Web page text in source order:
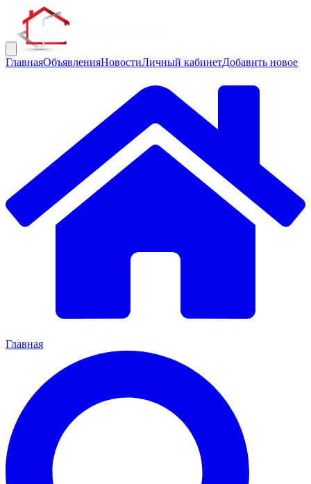
ГлавнаяОбъявленияНовостиЛичный кабинетДобавить новое
Главная